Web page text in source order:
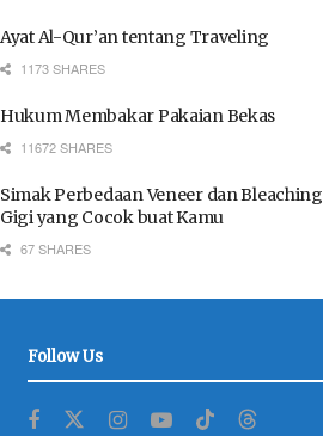
Ayat Al-Qur’an tentang Traveling
1173 SHARES
Hukum Membakar Pakaian Bekas
11672 SHARES
Simak Perbedaan Veneer dan Bleaching
Gigi yang Cocok buat Kamu
67 SHARES
Follow Us